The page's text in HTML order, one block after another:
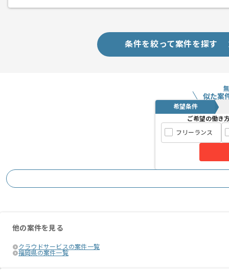
メント
条件を絞って案件を探す
似た案
希望条件
ご希望の働き
フリーランス
他の案件を見る
クラウドサービスの案件一覧
福岡県の案件一覧